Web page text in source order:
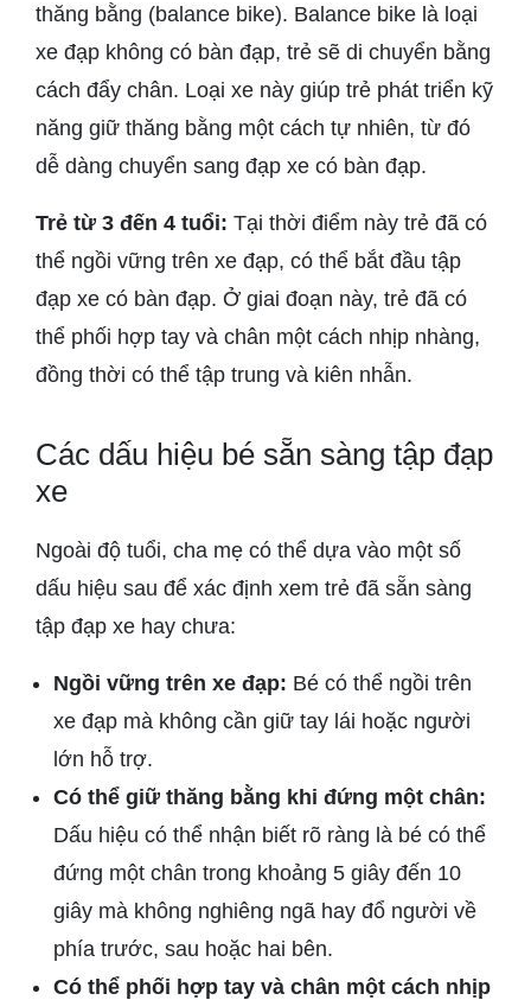
thăng bằng (balance bike). Balance bike là loại
xe đạp không có bàn đạp, trẻ sẽ di chuyển bằng
cách đẩy chân. Loại xe này giúp trẻ phát triển kỹ
năng giữ thăng bằng một cách tự nhiên, từ đó
dễ dàng chuyển sang đạp xe có bàn đạp.
Trẻ từ 3 đến 4 tuổi: Tại thời điểm này trẻ đã có
thể ngồi vững trên xe đạp, có thể bắt đầu tập
đạp xe có bàn đạp. Ở giai đoạn này, trẻ đã có
thể phối hợp tay và chân một cách nhịp nhàng,
đồng thời có thể tập trung và kiên nhẫn.
Các dấu hiệu bé sẵn sàng tập đạp
xe
Ngoài độ tuổi, cha mẹ có thể dựa vào một số
dấu hiệu sau để xác định xem trẻ đã sẵn sàng
tập đạp xe hay chưa:
Ngồi vững trên xe đạp: Bé có thể ngồi trên
xe đạp mà không cần giữ tay lái hoặc người
lớn hỗ trợ.
Có thể giữ thăng bằng khi đứng một chân:
Dấu hiệu có thể nhận biết rõ ràng là bé có thể
đứng một chân trong khoảng 5 giây đến 10
giây mà không nghiêng ngã hay đổ người về
phía trước, sau hoặc hai bên.
Có thể phối hợp tay và chân một cách nhịp